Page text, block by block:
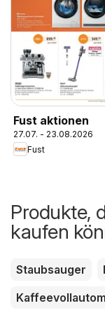
Fust aktionen
27.07. - 23.08.2026
Fust
Produkte,
kaufen
Staubsauger